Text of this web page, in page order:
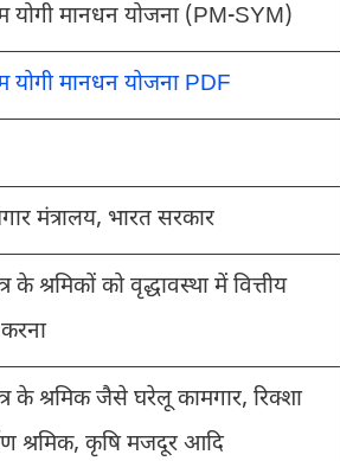
योगी मानधन योजना (PM-SYM)
योगी मानधन योजना PDF
मंत्रालय, भारत सरकार
के श्रमिकों को वृद्धावस्था में वित्तीय
करना
के श्रमिक जैसे घरेलू कामगार, रिक्शा
श्रमिक, कृषि मजदूर आदि